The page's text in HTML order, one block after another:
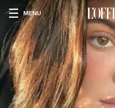
MENU